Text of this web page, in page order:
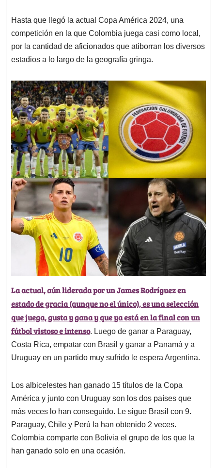
Hasta que llegó la actual Copa América 2024, una
competición en la que Colombia juega casi como local,
por la cantidad de aficionados que atiborran los diversos
estadios a lo largo de la geografía gringa.
La actual, aún liderada por un James Rodríguez en
estado de gracia (aunque no el único), es una selección
que juega, gusta y gana y que ya está en la final con un
fútbol vistoso e intenso. Luego de ganar a Paraguay,
Costa Rica, empatar con Brasil y ganar a Panamá y a
Uruguay en un partido muy sufrido le espera Argentina.
Los albicelestes han ganado 15 títulos de la Copa
América y junto con Uruguay son los dos países que
más veces lo han conseguido. Le sigue Brasil con 9.
Paraguay, Chile y Perú la han obtenido 2 veces.
Colombia comparte con Bolivia el grupo de los que la
han ganado solo en una ocasión.